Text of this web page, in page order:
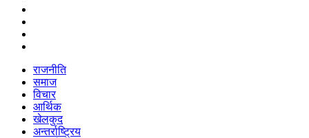
राजनीति
समाज
विचार
आर्थिक
खेलकुद
अन्तर्राष्ट्रिय